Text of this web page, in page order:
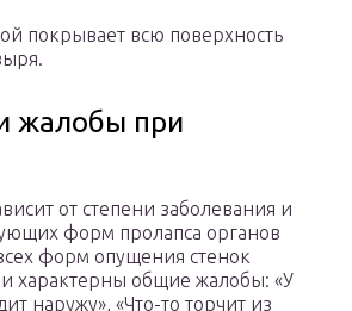
покрывает всю поверхность
жалобы при
от степени заболевания и
форм пролапса органов
форм опущения стенок
характерны общие жалобы: «У
наружу», «Что-то торчит из